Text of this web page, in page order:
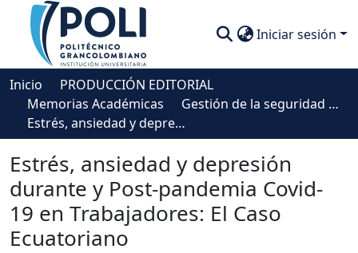
Iniciar sesión
Comunidades
Descubre
Inicio
PRODUCCIÓN EDITORIAL
Memorias Académicas
Gestión de la seguridad y la salud en el trabajo
Estrés, ansiedad y depresión durante y Post-pandemia Covid-19 en Trabajadores: El Caso Ecuatoriano
Estrés, ansiedad y depresión
durante y Post-pandemia Covid-
19 en Trabajadores: El Caso
Ecuatoriano